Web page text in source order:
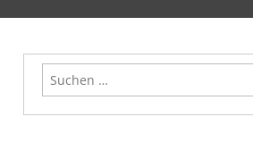
Suchen
nach: